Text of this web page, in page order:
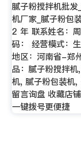
腻子粉搅拌机批发
机厂家_腻子粉包
2 年 联系姓名：
码： 经营模式：
地区：河南省-郑
品：腻子粉搅拌
机, 腻子粉包装机,
留言询盘 收藏店
一键拨号更便捷